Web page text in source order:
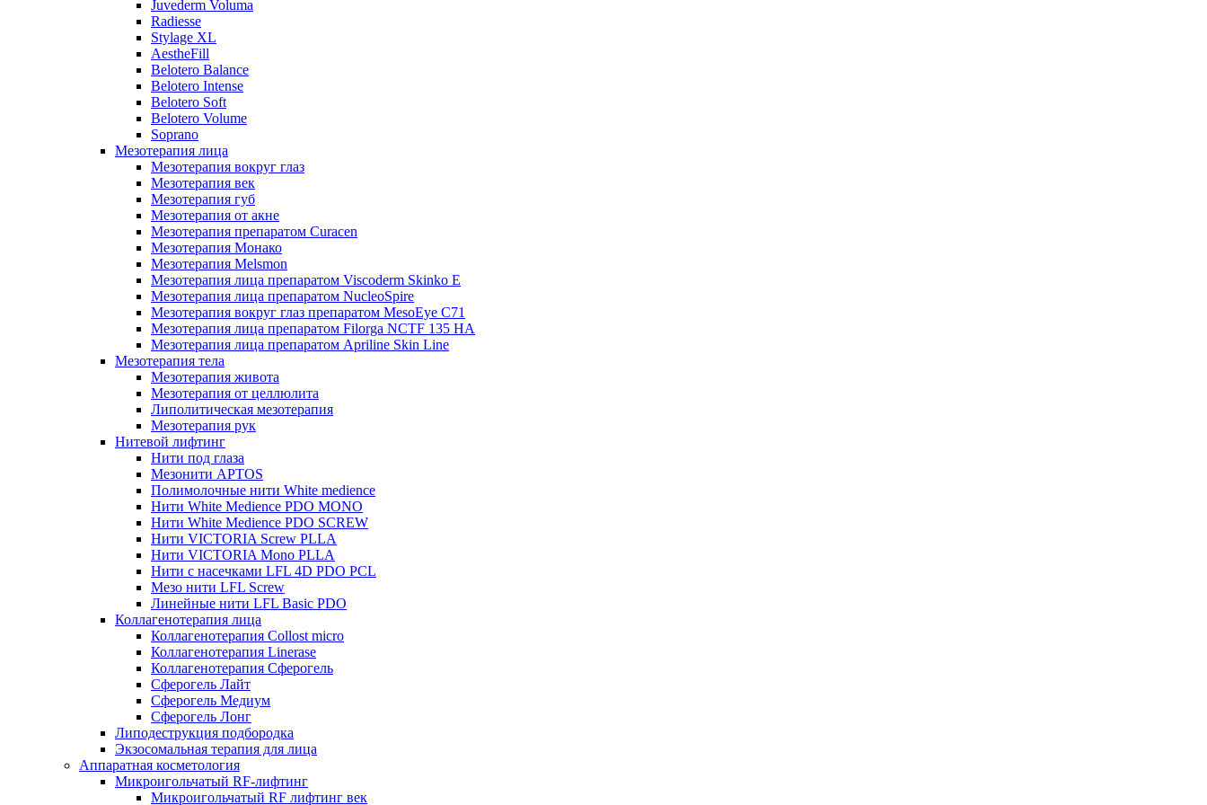
Juvederm Voluma
Radiesse
Stylage XL
AestheFill
Belotero Balance
Belotero Intense
Belotero Soft
Belotero Volume
Soprano
Мезотерапия лица
Мезотерапия вокруг глаз
Мезотерапия век
Мезотерапия губ
Мезотерапия от акне
Мезотерапия препаратом Curacen
Мезотерапия Монако
Мезотерапия Melsmon
Мезотерапия лица препаратом Viscoderm Skinko E
Мезотерапия лица препаратом NucleoSpire
Мезотерапия вокруг глаз препаратом MesoEye С71
Мезотерапия лица препаратом Filorga NCTF 135 HA
Мезотерапия лица препаратом Apriline Skin Line
Мезотерапия тела
Мезотерапия живота
Мезотерапия от целлюлита
Липолитическая мезотерапия
Мезотерапия рук
Нитевой лифтинг
Нити под глаза
Мезонити APTOS
Полимолочные нити White medience
Нити White Medience PDO MONO
Нити White Medience PDO SCREW
Нити VICTORIA Screw PLLA
Нити VICTORIA Mono PLLA
Нити с насечками LFL 4D PDO PCL
Мезо нити LFL Screw
Линейные нити LFL Basic PDO
Коллагенотерапия лица
Коллагенотерапия Collost micro
Коллагенотерапия Linerase
Коллагенотерапия Сферогель
Сферогель Лайт
Сферогель Медиум
Сферогель Лонг
Липодеструкция подбородка
Экзосомальная терапия для лица
Аппаратная косметология
Микроигольчатый RF-лифтинг
Микроигольчатый RF лифтинг век